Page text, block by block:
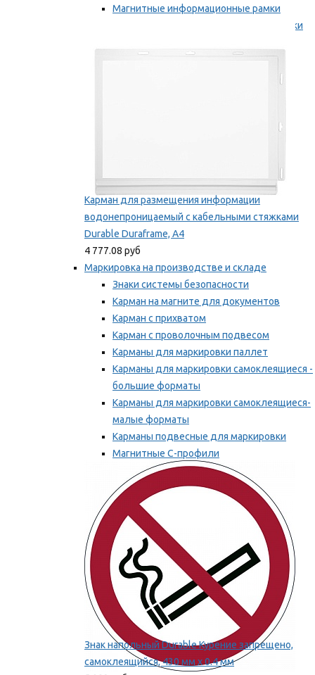
Магнитные информационные рамки
Самоклеящиеся информационные рамки
Карман для размещения информации
водонепроницаемый с кабельными стяжками
Durable Duraframe, А4
4 777.08 руб
Маркировка на производстве и складе
Знаки системы безопасности
Карман на магните для документов
Карман с прихватом
Карман с проволочным подвесом
Карманы для маркировки паллет
Карманы для маркировки самоклеящиеся -
большие форматы
Карманы для маркировки самоклеящиеся-
малые форматы
Карманы подвесные для маркировки
Магнитные С-профили
Напольная маркировка
Мы рекомендуем
Знак напольный Durable Курение запрещено,
самоклеящийся, 430 мм х 0.4 мм